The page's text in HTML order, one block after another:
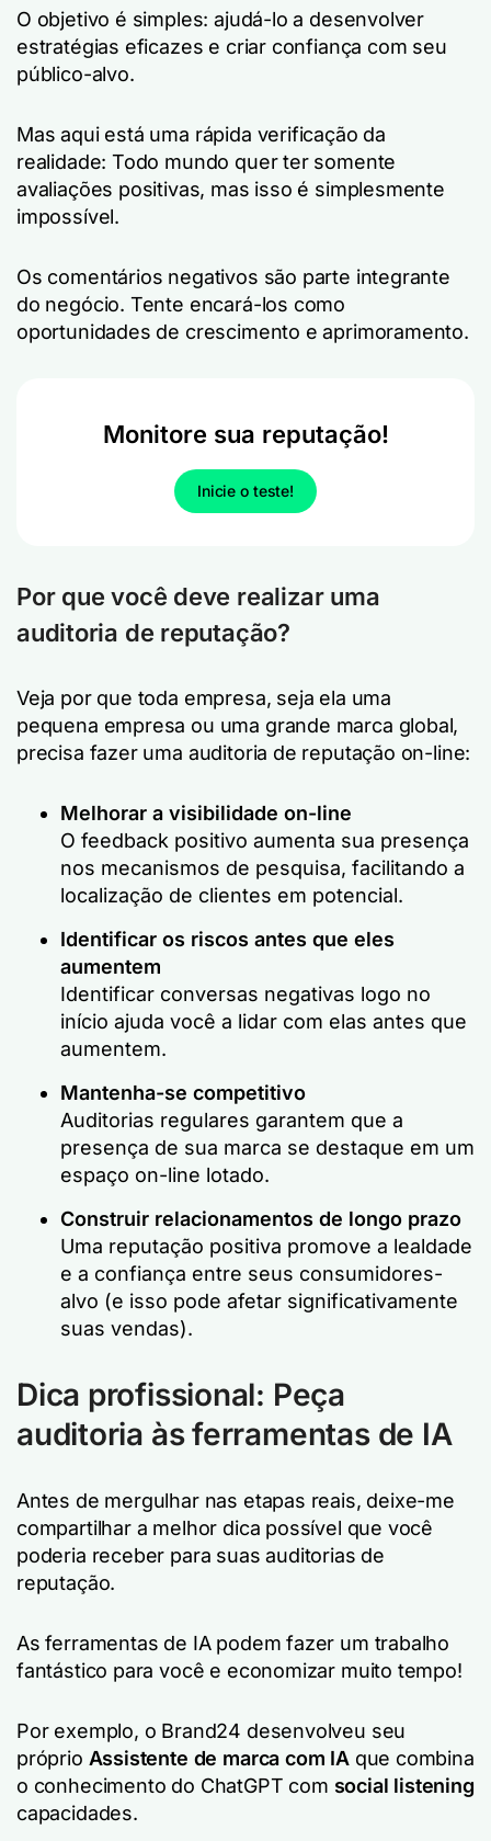
O objetivo é simples: ajudá-lo a desenvolver
estratégias eficazes e criar confiança com seu
público-alvo.
Mas aqui está uma rápida verificação da
realidade: Todo mundo quer ter somente
avaliações positivas, mas isso é simplesmente
impossível.
Os comentários negativos são parte integrante
do negócio. Tente encará-los como
oportunidades de crescimento e aprimoramento.
Monitore sua reputação!
Inicie o teste!
Por que você deve realizar uma
auditoria de reputação?
Veja por que toda empresa, seja ela uma
pequena empresa ou uma grande marca global,
precisa fazer uma auditoria de reputação on-line:
Melhorar a visibilidade on-line
O feedback positivo aumenta sua presença
nos mecanismos de pesquisa, facilitando a
localização de clientes em potencial.
Identificar os riscos antes que eles
aumentem
Identificar conversas negativas logo no
início ajuda você a lidar com elas antes que
aumentem.
Mantenha-se competitivo
Auditorias regulares garantem que a
presença de sua marca se destaque em um
espaço on-line lotado.
Construir relacionamentos de longo prazo
Uma reputação positiva promove a lealdade
e a confiança entre seus consumidores-
alvo (e isso pode afetar significativamente
suas vendas).
Dica profissional: Peça
auditoria às ferramentas de IA
Antes de mergulhar nas etapas reais, deixe-me
compartilhar a melhor dica possível que você
poderia receber para suas auditorias de
reputação.
As ferramentas de IA podem fazer um trabalho
fantástico para você e economizar muito tempo!
Por exemplo, o Brand24 desenvolveu seu
próprio Assistente de marca com IAque combina
o conhecimento do ChatGPT com social listening
capacidades.